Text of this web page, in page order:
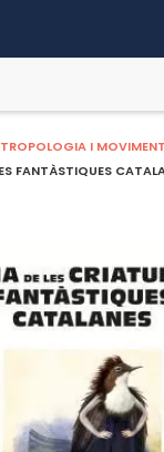
i
FANTÀSTIQUES